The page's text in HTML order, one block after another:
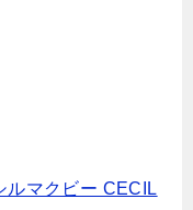
ルマクビー CECIL